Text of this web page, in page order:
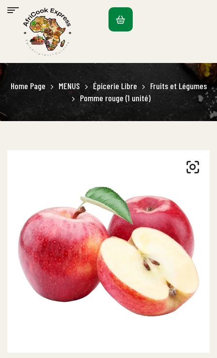
Home Page MENUS Épicerie Libre
Fruits et Légumes
Pomme rouge (1 unité)